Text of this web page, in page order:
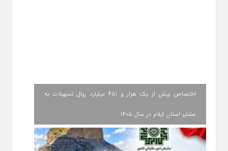
اختصاص بیش از یک هزار و ۴۵۱ میلیارد ریال تسهیلات به
عشایر استان ایلام در سال ۱۴۰۵